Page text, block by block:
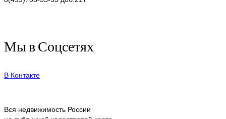
Мы в Соцсетях
В Контакте
Вся недвижимость России